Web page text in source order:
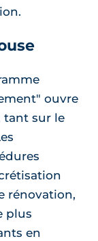
ouvre
tant sur le
rénovation,
plus
en